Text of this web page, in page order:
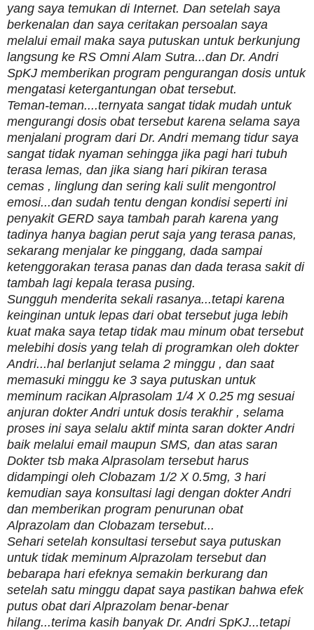
yang saya temukan di Internet. Dan setelah saya
berkenalan dan saya ceritakan persoalan saya
melalui email maka saya putuskan untuk berkunjung
langsung ke RS Omni Alam Sutra...dan Dr. Andri
SpKJ memberikan program pengurangan dosis untuk
mengatasi ketergantungan obat tersebut.
Teman-teman....ternyata sangat tidak mudah untuk
mengurangi dosis obat tersebut karena selama saya
menjalani program dari Dr. Andri memang tidur saya
sangat tidak nyaman sehingga jika pagi hari tubuh
terasa lemas, dan jika siang hari pikiran terasa
cemas , linglung dan sering kali sulit mengontrol
emosi...dan sudah tentu dengan kondisi seperti ini
penyakit GERD saya tambah parah karena yang
tadinya hanya bagian perut saja yang terasa panas,
sekarang menjalar ke pinggang, dada sampai
ketenggorakan terasa panas dan dada terasa sakit di
tambah lagi kepala terasa pusing.
Sungguh menderita sekali rasanya...tetapi karena
keinginan untuk lepas dari obat tersebut juga lebih
kuat maka saya tetap tidak mau minum obat tersebut
melebihi dosis yang telah di programkan oleh dokter
Andri...hal berlanjut selama 2 minggu , dan saat
memasuki minggu ke 3 saya putuskan untuk
meminum racikan Alprasolam 1/4 X 0.25 mg sesuai
anjuran dokter Andri untuk dosis terakhir , selama
proses ini saya selalu aktif minta saran dokter Andri
baik melalui email maupun SMS, dan atas saran
Dokter tsb maka Alprasolam tersebut harus
didampingi oleh Clobazam 1/2 X 0.5mg, 3 hari
kemudian saya konsultasi lagi dengan dokter Andri
dan memberikan program penurunan obat
Alprazolam dan Clobazam tersebut...
Sehari setelah konsultasi tersebut saya putuskan
untuk tidak meminum Alprazolam tersebut dan
bebarapa hari efeknya semakin berkurang dan
setelah satu minggu dapat saya pastikan bahwa efek
putus obat dari Alprazolam benar-benar
hilang...terima kasih banyak Dr. Andri SpKJ...tetapi